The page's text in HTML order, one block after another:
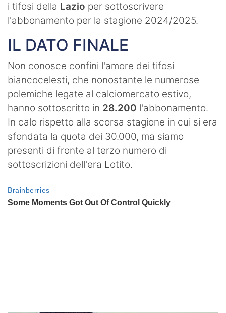
i tifosi della Lazio per sottoscrivere
l'abbonamento per la stagione 2024/2025.
IL DATO FINALE
Non conosce confini l'amore dei tifosi
biancocelesti, che nonostante le numerose
polemiche legate al calciomercato estivo,
hanno sottoscritto in 28.200 l'abbonamento.
In calo rispetto alla scorsa stagione in cui si era
sfondata la quota dei 30.000, ma siamo
presenti di fronte al terzo numero di
sottoscrizioni dell'era Lotito.